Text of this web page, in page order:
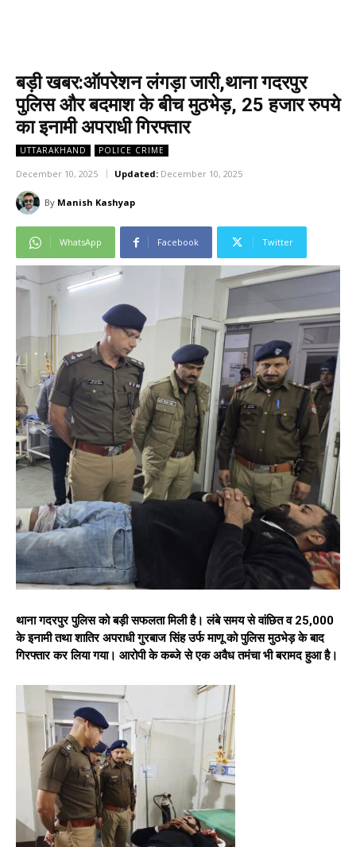
बड़ी खबर:ऑपरेशन लंगड़ा जारी,थाना गदरपुर
पुलिस और बदमाश के बीच मुठभेड़, 25 हजार रुपये
का इनामी अपराधी गिरफ्तार
UTTARAKHAND POLICE CRIME
December 10, 2025 Updated: December 10, 2025
By Manish Kashyap
WhatsApp Facebook Twitter
थाना गदरपुर पुलिस को बड़ी सफलता मिली है। लंबे समय से वांछित व ₹25,000
के इनामी तथा शातिर अपराधी गुरबाज सिंह उर्फ माणू को पुलिस मुठभेड़ के बाद
गिरफ्तार कर लिया गया। आरोपी के कब्जे से एक अवैध तमंचा भी बरामद हुआ है।